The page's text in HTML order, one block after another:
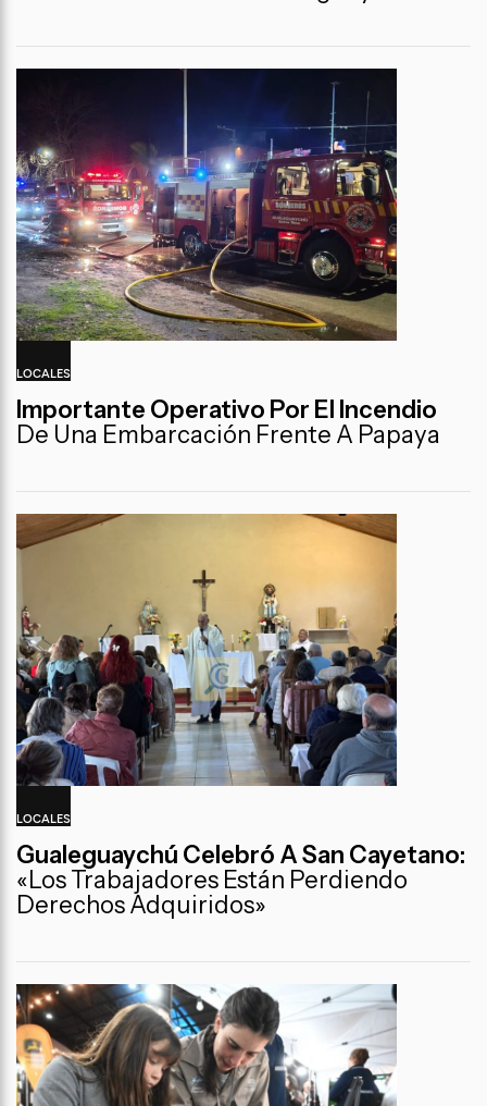
LOCALES
Importante Operativo Por El Incendio
De Una Embarcación Frente A Papaya
LOCALES
Gualeguaychú Celebró A San Cayetano:
«Los Trabajadores Están Perdiendo
Derechos Adquiridos»